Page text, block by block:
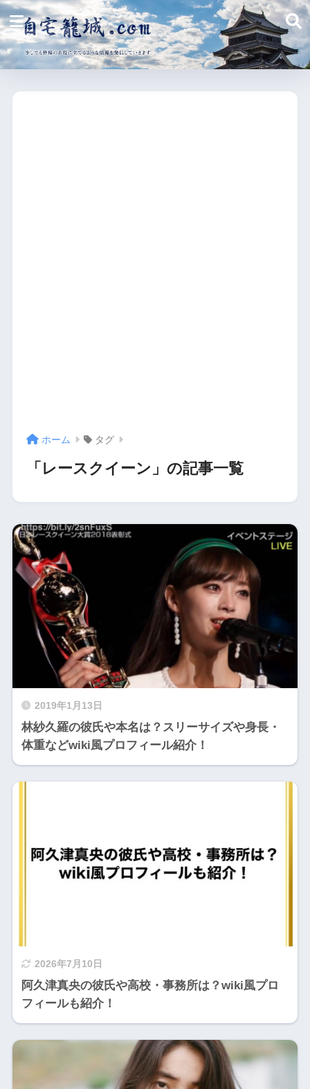
ホーム タグ
「レースクイーン」の記事一覧
2019年1月13日
林紗久羅の彼氏や本名は？スリーサイズや身長・
体重などwiki風プロフィール紹介！
2026年7月10日
阿久津真央の彼氏や高校・事務所は？wiki風プロ
フィールも紹介！